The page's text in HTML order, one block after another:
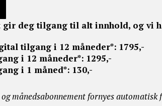
gir deg tilgang til alt innhold, og vi
tilgang i 12 måneder*: 1795,-
i 12 måneder*: 1295,-
i 1 måned*: 130,-
månedsabonnement fornyes